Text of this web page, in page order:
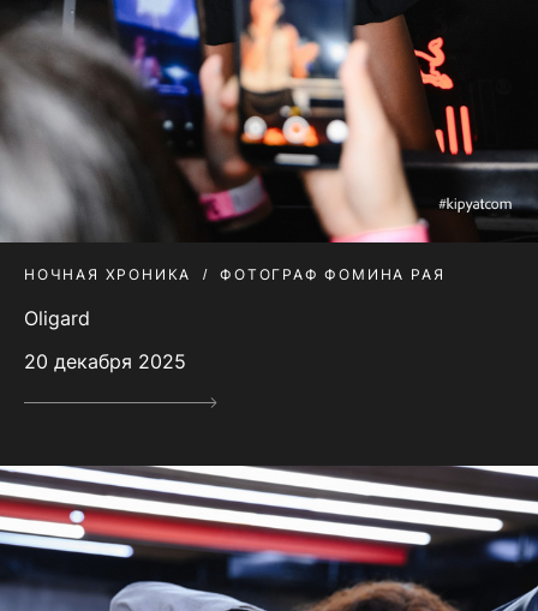
НОЧНАЯ ХРОНИКА ФОТОГРАФ ФОМИНА РАЯ
Oligard
20 декабря 2025